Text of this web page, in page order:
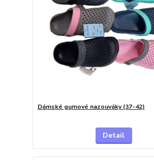
Dámské gumové nazouváky (37-42)
Detail